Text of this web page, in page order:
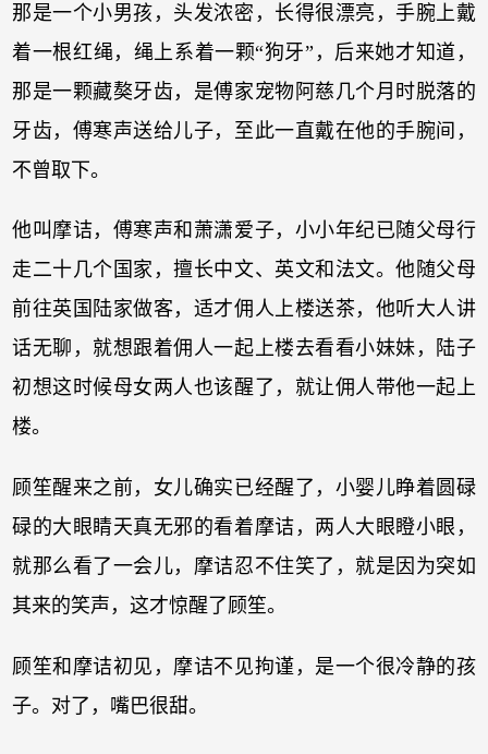
那是一个小男孩，头发浓密，长得很漂亮，手腕上戴
着一根红绳，绳上系着一颗“狗牙”，后来她才知道，
那是一颗藏獒牙齿，是傅家宠物阿慈几个月时脱落的
牙齿，傅寒声送给儿子，至此一直戴在他的手腕间，
不曾取下。
他叫摩诘，傅寒声和萧潇爱子，小小年纪已随父母行
走二十几个国家，擅长中文、英文和法文。他随父母
前往英国陆家做客，适才佣人上楼送茶，他听大人讲
话无聊，就想跟着佣人一起上楼去看看小妹妹，陆子
初想这时候母女两人也该醒了，就让佣人带他一起上
楼。
顾笙醒来之前，女儿确实已经醒了，小婴儿睁着圆碌
碌的大眼睛天真无邪的看着摩诘，两人大眼瞪小眼，
就那么看了一会儿，摩诘忍不住笑了，就是因为突如
其来的笑声，这才惊醒了顾笙。
顾笙和摩诘初见，摩诘不见拘谨，是一个很冷静的孩
子。对了，嘴巴很甜。